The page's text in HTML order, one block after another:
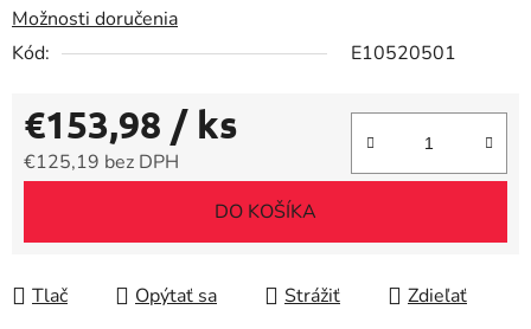
Možnosti doručenia
Kód:
E10520501
€153,98 / ks
€125,19 bez DPH
DO KOŠÍKA
Tlač Opýtať sa Strážiť Zdieľať